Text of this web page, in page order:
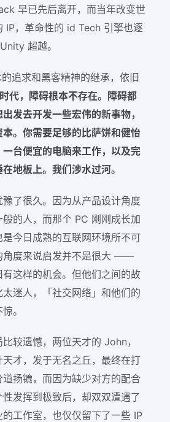
早已先后离开，而当年改变世
IP，革命性的 id Tech 引擎也逐
超越。
追求和黑客精神的继承，依旧
代，障碍根本不存在。障碍都
发去开发一些宏伟的新事物，
。你需要足够的比萨饼和健怡
台便宜的电脑来工作，以及完
地板上。我们涉水过河。
了很久。因为从产品设计角度
的人，而那个 PC 刚刚成长加
是今日成熟的互联网环境所不可
角度来说启发并不是很大 ——
这样的机会。但他们之间的故
迷人，「社交网络」和他们的
。
较遗憾，两位天才的 John，
才，发于无名之丘，最终在打
扬镳，而因为缺少对方的配合
发挥到极致后，却双双遭遇了
工作室，也仅仅留下了一些 IP